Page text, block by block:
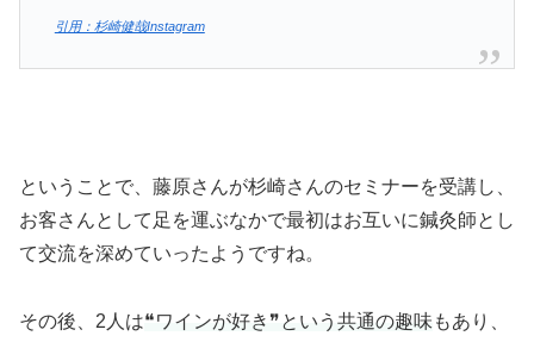
引用：杉崎健哉Instagram
ということで、藤原さんが杉崎さんのセミナーを受講し、
お客さんとして足を運ぶなかで最初はお互いに鍼灸師とし
て交流を深めていったようですね。
その後、2人は❝ワインが好き❞という共通の趣味 もあり、